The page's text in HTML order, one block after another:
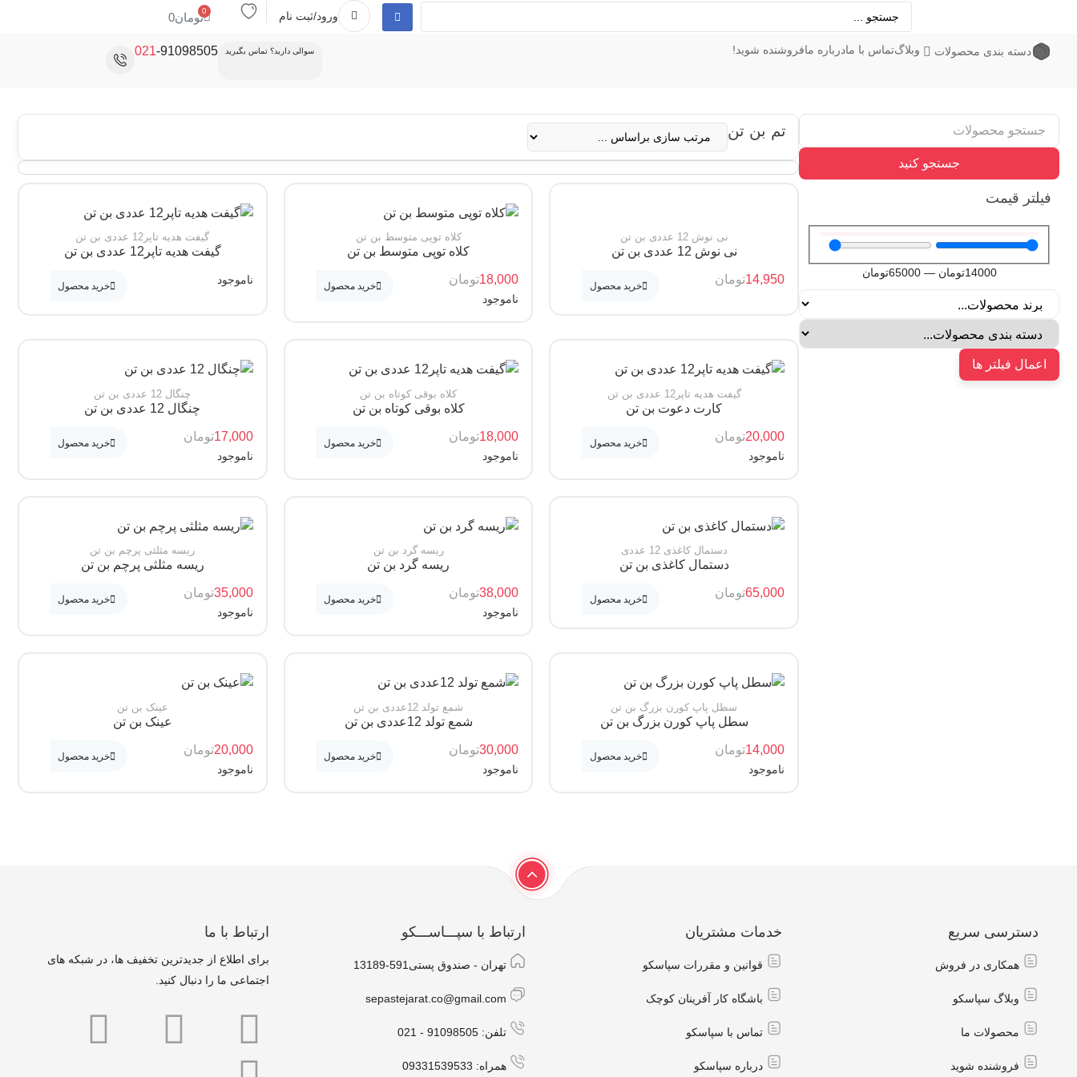
ورود/ثبت نام تومان0 0
دسته بندی محصولات وبلاگتماس با مادرباره مافروشنده شوید! سوالی دارید؟ تماس بگیرید 021-91098505
جستجو کنید
فیلتر قیمت
14000تومان —
65000تومان
اعمال فیلتر ها
تم بن تن
نی نوش 12 عددی بن تن
نی نوش 12 عددی بن تن
14,950تومان خرید محصول
کلاه توپی متوسط بن تن
کلاه توپی متوسط بن تن
18,000تومان
ناموجود
خرید محصول
گیفت هدیه تاپر12 عددی بن تن
گیفت هدیه تاپر12 عددی بن تن
ناموجود خرید محصول
گیفت هدیه تاپر12 عددی بن تن
کارت دعوت بن تن
20,000تومان
ناموجود
خرید محصول
کلاه بوقی کوتاه بن تن
کلاه بوقی کوتاه بن تن
18,000تومان
ناموجود
خرید محصول
چنگال 12 عددی بن تن
چنگال 12 عددی بن تن
17,000تومان
ناموجود
خرید محصول
دستمال کاغذی 12 عددی
دستمال کاغذی بن تن
65,000تومان خرید محصول
ریسه گرد بن تن
ریسه گرد بن تن
38,000تومان
ناموجود
خرید محصول
ریسه مثلثی پرچم بن تن
ریسه مثلثی پرچم بن تن
35,000تومان
ناموجود
خرید محصول
سطل پاپ کورن بزرگ بن تن
سطل پاپ کورن بزرگ بن تن
14,000تومان
ناموجود
خرید محصول
شمع تولد 12عددی بن تن
شمع تولد 12عددی بن تن
30,000تومان
ناموجود
خرید محصول
عینک بن تن
عینک بن تن
20,000تومان
ناموجود
خرید محصول
دسترسی سریع
همکاری در فروش
وبلاگ سپاسکو
محصولات ما
فروشنده شوید
خدمات مشتریان
قوانین و مقررات سپاسکو
باشگاه کار آفرینان کوچک
تماس با سپاسکو
درباره سپاسکو
ارتباط با سپـــاســـکو
تهران - صندوق پستی591-13189
sepastejarat.co@gmail.com
تلفن: 91098505 - 021
همراه: 09331539533
ارتباط با ما
برای اطلاع از جدیدترین تخفیف ها، در شبکه های
اجتماعی ما را دنبال کنید.